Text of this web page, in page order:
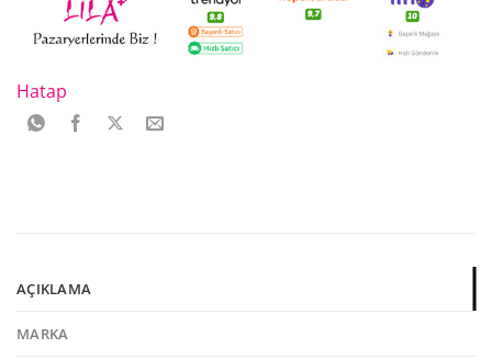
Hatap
AÇIKLAMA
MARKA